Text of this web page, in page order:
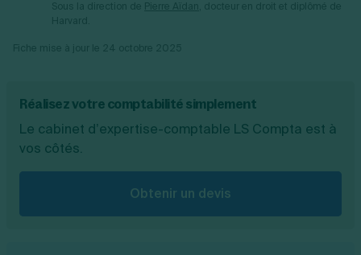
Réalisez votre comptabilité simplement
Le cabinet d’expertise-comptable LS Compta est à
vos côtés.
Obtenir un devis